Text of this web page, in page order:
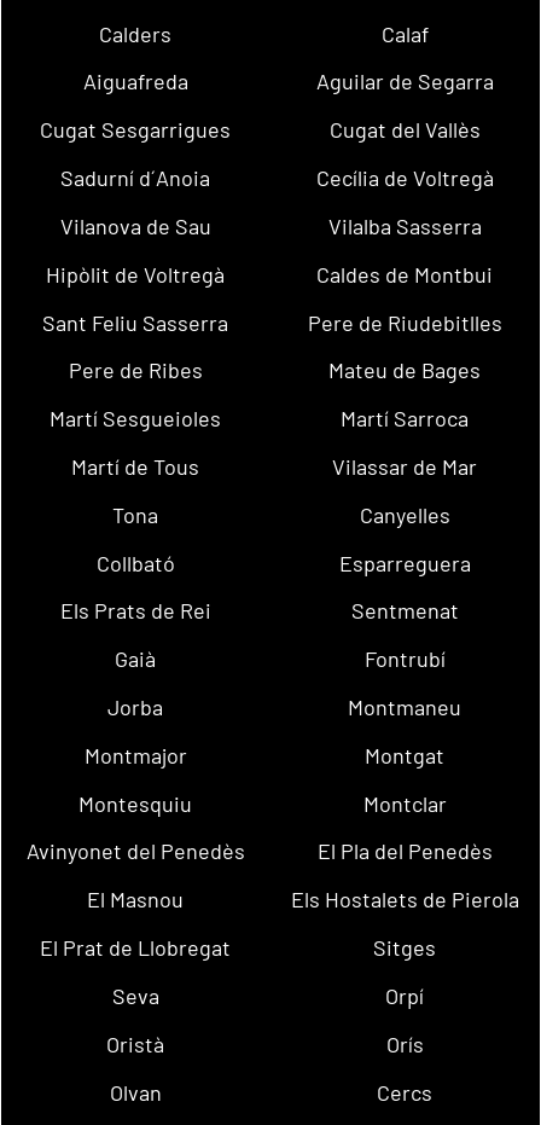
Calders
Calaf
Aiguafreda
Aguilar de Segarra
Cugat Sesgarrigues
Cugat del Vallès
Sadurní d´Anoia
Cecília de Voltregà
Vilanova de Sau
Vilalba Sasserra
Hipòlit de Voltregà
Caldes de Montbui
Sant Feliu Sasserra
Pere de Riudebitlles
Pere de Ribes
Mateu de Bages
Martí Sesgueioles
Martí Sarroca
Martí de Tous
Vilassar de Mar
Tona
Canyelles
Collbató
Esparreguera
Els Prats de Rei
Sentmenat
Gaià
Fontrubí
Jorba
Montmaneu
Montmajor
Montgat
Montesquiu
Montclar
Avinyonet del Penedès
El Pla del Penedès
El Masnou
Els Hostalets de Pierola
El Prat de Llobregat
Sitges
Seva
Orpí
Oristà
Orís
Olvan
Cercs